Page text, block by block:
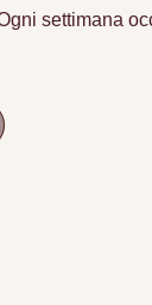
settimana